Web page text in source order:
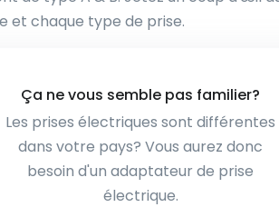
et chaque type de prise.
Ça ne vous semble pas familier?
Les prises électriques sont différentes
dans votre pays? Vous aurez donc
besoin d'un adaptateur de prise
électrique.